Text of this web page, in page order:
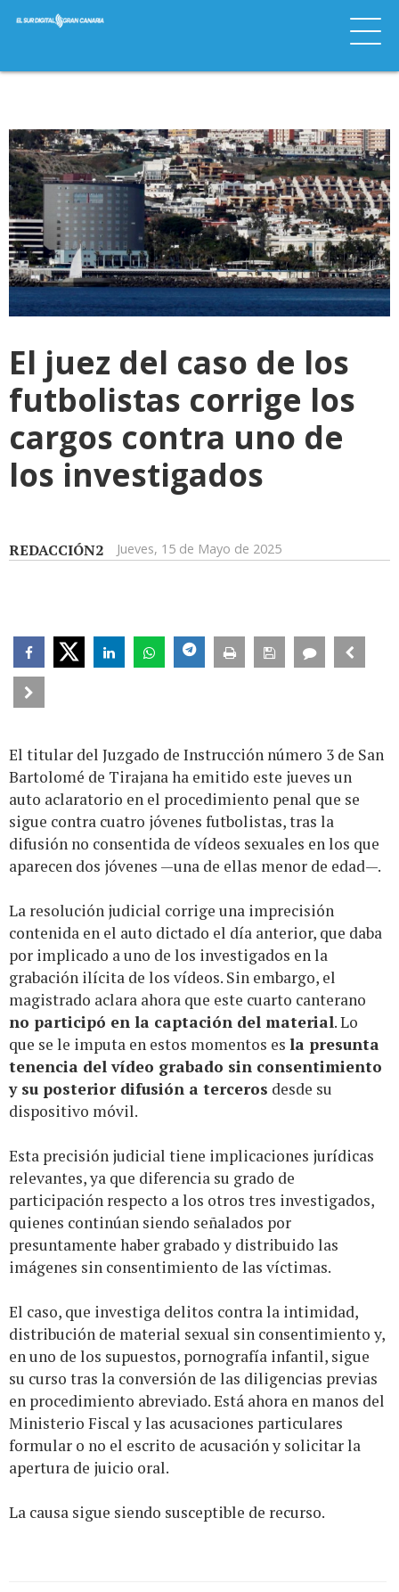
El juez del caso de los
futbolistas corrige los
cargos contra uno de
los investigados
REDACCIÓN2 Jueves, 15 de Mayo de 2025
El titular del Juzgado de Instrucción número 3 de San
Bartolomé de Tirajana ha emitido este jueves un
auto aclaratorio en el procedimiento penal que se
sigue contra cuatro jóvenes futbolistas, tras la
difusión no consentida de vídeos sexuales en los que
aparecen dos jóvenes —una de ellas menor de edad—.
La resolución judicial corrige una imprecisión
contenida en el auto dictado el día anterior, que daba
por implicado a uno de los investigados en la
grabación ilícita de los vídeos. Sin embargo, el
magistrado aclara ahora que este cuarto canterano
no participó en la captación del material. Lo
que se le imputa en estos momentos es la presunta
tenencia del vídeo grabado sin consentimiento
y su posterior difusión a terceros desde su
dispositivo móvil.
Esta precisión judicial tiene implicaciones jurídicas
relevantes, ya que diferencia su grado de
participación respecto a los otros tres investigados,
quienes continúan siendo señalados por
presuntamente haber grabado y distribuido las
imágenes sin consentimiento de las víctimas.
El caso, que investiga delitos contra la intimidad,
distribución de material sexual sin consentimiento y,
en uno de los supuestos, pornografía infantil, sigue
su curso tras la conversión de las diligencias previas
en procedimiento abreviado. Está ahora en manos del
Ministerio Fiscal y las acusaciones particulares
formular o no el escrito de acusación y solicitar la
apertura de juicio oral.
La causa sigue siendo susceptible de recurso.